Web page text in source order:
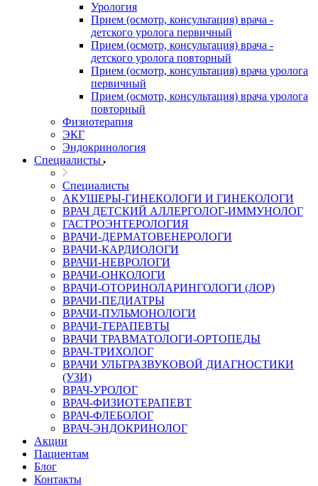
Урология
Прием (осмотр, консультация) врача -
детского уролога первичный
Прием (осмотр, консультация) врача -
детского уролога повторный
Прием (осмотр, консультация) врача уролога
первичный
Прием (осмотр, консультация) врача уролога
повторный
Физиотерапия
ЭКГ
Эндокринология
Специалисты
Специалисты
АКУШЕРЫ-ГИНЕКОЛОГИ И ГИНЕКОЛОГИ
ВРАЧ ДЕТСКИЙ АЛЛЕРГОЛОГ-ИММУНОЛОГ
ГАСТРОЭНТЕРОЛОГИЯ
ВРАЧИ-ДЕРМАТОВЕНЕРОЛОГИ
ВРАЧИ-КАРДИОЛОГИ
ВРАЧИ-НЕВРОЛОГИ
ВРАЧИ-ОНКОЛОГИ
ВРАЧИ-ОТОРИНОЛАРИНГОЛОГИ (ЛОР)
ВРАЧИ-ПЕДИАТРЫ
ВРАЧИ-ПУЛЬМОНОЛОГИ
ВРАЧИ-ТЕРАПЕВТЫ
ВРАЧИ ТРАВМАТОЛОГИ-ОРТОПЕДЫ
ВРАЧ-ТРИХОЛОГ
ВРАЧИ УЛЬТРАЗВУКОВОЙ ДИАГНОСТИКИ
(УЗИ)
ВРАЧ-УРОЛОГ
ВРАЧ-ФИЗИОТЕРАПЕВТ
ВРАЧ-ФЛЕБОЛОГ
ВРАЧ-ЭНДОКРИНОЛОГ
Акции
Пациентам
Блог
Контакты